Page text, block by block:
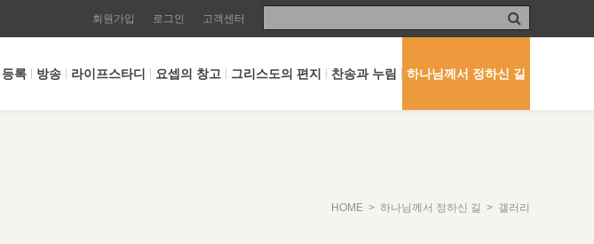
회원가입 로그인 고객센터
록 방송 라이프스타디 요셉의 창고 그리스도의 편지 찬송과 누림 하나님께서 정하신 길
HOME > 하나님께서 정하신 길 > 갤러리